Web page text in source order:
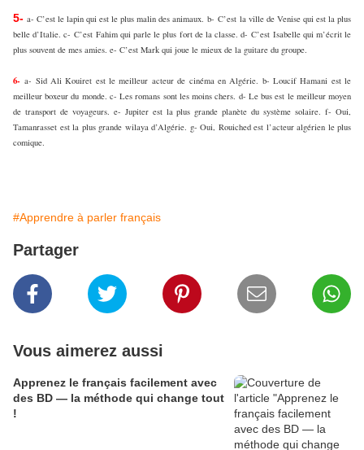
5- a- C’est le lapin qui est le plus malin des animaux. b- C’est la ville de Venise qui est la plus
belle d’Italie. c- C’est Fahim qui parle le plus fort de la classe. d- C’est Isabelle qui m’écrit le
plus souvent de mes amies. e- C’est Mark qui joue le mieux de la guitare du groupe.
6- a- Sid Ali Kouiret est le meilleur acteur de cinéma en Algérie. b- Loucif Hamani est le
meilleur boxeur du monde. c- Les romans sont les moins chers. d- Le bus est le meilleur moyen
de transport de voyageurs. e- Jupiter est la plus grande planète du système solaire. f- Oui,
Tamanrasset est la plus grande wilaya d’Algérie. g- Oui, Rouiched est l’acteur algérien le plus
comique.
#Apprendre à parler français
Partager
Vous aimerez aussi
Apprenez le français facilement avec
des BD — la méthode qui change tout
!